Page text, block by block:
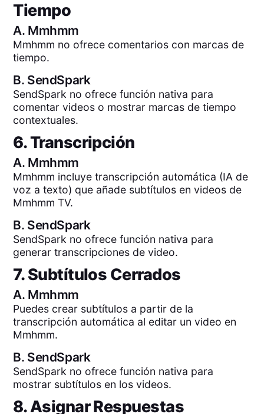
Tiempo
A. Mmhmm
Mmhmm no ofrece comentarios con marcas de
tiempo.
B. SendSpark
SendSpark no ofrece función nativa para
comentar videos o mostrar marcas de tiempo
contextuales.
6. Transcripción
A. Mmhmm
Mmhmm incluye transcripción automática (IA de
voz a texto) que añade subtítulos en videos de
Mmhmm TV.
B. SendSpark
SendSpark no ofrece función nativa para
generar transcripciones de video.
7. Subtítulos Cerrados
A. Mmhmm
Puedes crear subtítulos a partir de la
transcripción automática al editar un video en
Mmhmm.
B. SendSpark
SendSpark no ofrece función nativa para
mostrar subtítulos en los videos.
8. Asignar Respuestas